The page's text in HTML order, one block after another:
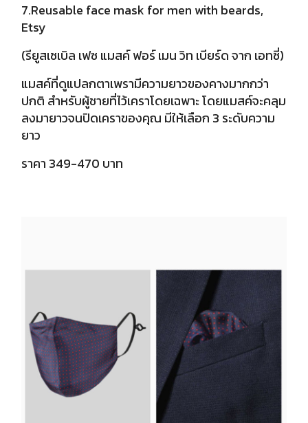
7.Reusable face mask for men with beards,
Etsy
(รียูสเซเบิล เฟซ แมสค์ ฟอร์ เมน วิท เบียร์ด จาก เอทซี่)
แมสค์ที่ดูแปลกตาเพรามีความยาวของคางมากกว่า
ปกติ สำหรับผู้ชายที่ไว้เคราโดยเฉพาะ โดยแมสค์จะคลุม
ลงมายาวจนปิดเคราของคุณ มีให้เลือก 3 ระดับความ
ยาว
ราคา 349-470 บาท